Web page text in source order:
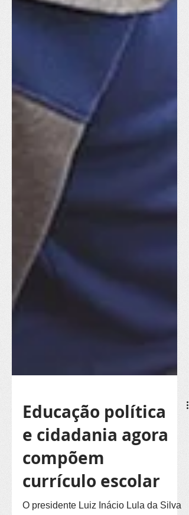
Educação política
e cidadania agora
compõem
currículo escolar